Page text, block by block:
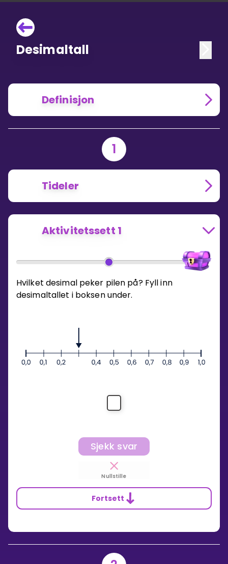
Desimaltall
Definisjon
1
Tideler
Aktivitetssett 1
Hvilket desimal peker pilen på? Fyll inn
desimaltallet i boksen under.
Sjekk svar
Nullstille
Fortsett